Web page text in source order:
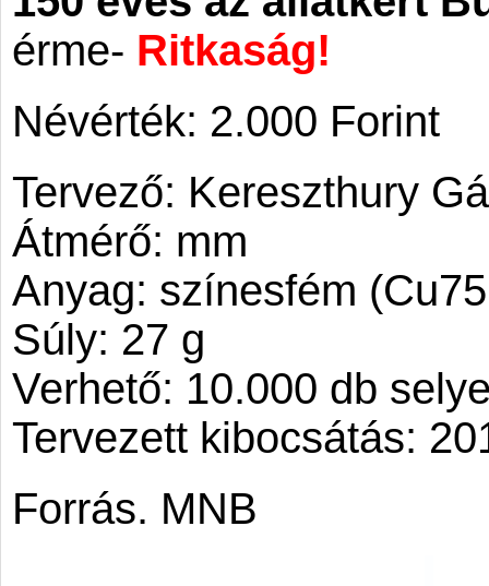
érme- Ritkaság!
Névérték: 2.000 Forint
Tervező: Kereszthury
Átmérő: mm
Anyag: színesfém
Súly: 27 g
Verhető: 10.000 db
Tervezett kibocsátás:
Forrás. MNB